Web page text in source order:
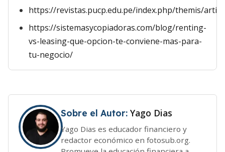
https://revistas.pucp.edu.pe/index.php/themis/
https://sistemasycopiadoras.com/blog/renting-
vs-leasing-que-opcion-te-conviene-mas-para-
tu-negocio/
Sobre el Autor: Yago Dias
Yago Dias es educador financiero y
redactor económico en fotosub.org.